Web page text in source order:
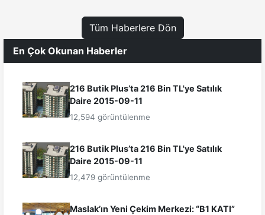
Tüm Haberlere Dön
En Çok Okunan Haberler
216 Butik Plus’ta 216 Bin TL'ye Satılık
Daire 2015-09-11
12,594 görüntülenme
216 Butik Plus’ta 216 Bin TL'ye Satılık
Daire 2015-09-11
12,479 görüntülenme
Maslak’ın Yeni Çekim Merkezi: “B1 KATI”